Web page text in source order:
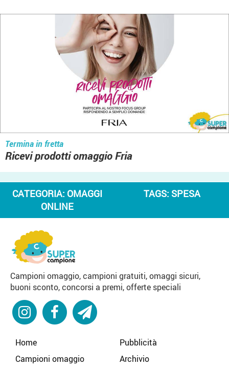
Termina in fretta
Ricevi prodotti omaggio Fria
CATEGORIA: OMAGGI
ONLINE
TAGS: SPESA
Campioni omaggio, campioni gratuiti, omaggi sicuri,
buoni sconto, concorsi a premi, offerte speciali
Home
Campioni omaggio
Pubblicità
Archivio